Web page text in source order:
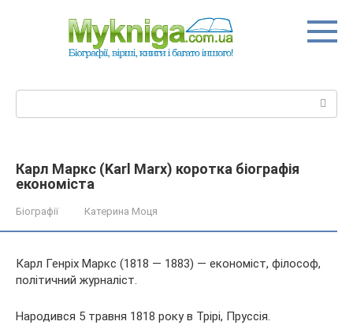
Карл Маркс (Karl Marx) коротка біографія
економіста
Біографії Катерина Моця
Карл Генріх Маркс (1818 — 1883) — економіст, філософ,
політичний журналіст.
Народився 5 травня 1818 року в Трірі, Пруссія.